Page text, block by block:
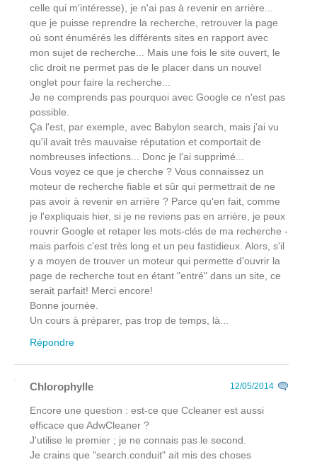
celle qui m'intéresse), je n'ai pas à revenir en arrière...
que je puisse reprendre la recherche, retrouver la page
où sont énumérés les différents sites en rapport avec
mon sujet de recherche... Mais une fois le site ouvert, le
clic droit ne permet pas de le placer dans un nouvel
onglet pour faire la recherche...
Je ne comprends pas pourquoi avec Google ce n'est pas
possible.
Ça l'est, par exemple, avec Babylon search, mais j'ai vu
qu'il avait très mauvaise réputation et comportait de
nombreuses infections... Donc je l'ai supprimé...
Vous voyez ce que je cherche ? Vous connaissez un
moteur de recherche fiable et sûr qui permettrait de ne
pas avoir à revenir en arrière ? Parce qu'en fait, comme
je l'expliquais hier, si je ne reviens pas en arrière, je peux
rouvrir Google et retaper les mots-clés de ma recherche -
mais parfois c'est très long et un peu fastidieux. Alors, s'il
y a moyen de trouver un moteur qui permette d'ouvrir la
page de recherche tout en étant "entré" dans un site, ce
serait parfait! Merci encore!
Bonne journée.
Un cours à préparer, pas trop de temps, là...
Répondre
Chlorophylle 12/05/2014
Encore une question : est-ce que Ccleaner est aussi
efficace que AdwCleaner ?
J'utilise le premier ; je ne connais pas le second.
Je crains que "search.conduit" ait mis des choses